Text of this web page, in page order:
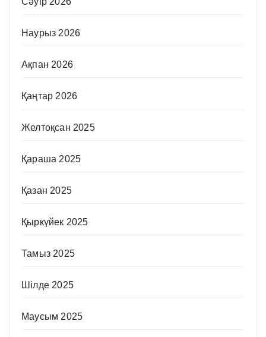
Наурыз 2026
Ақпан 2026
Қаңтар 2026
Желтоқсан 2025
Қараша 2025
Қазан 2025
Қыркүйек 2025
Тамыз 2025
Шілде 2025
Маусым 2025